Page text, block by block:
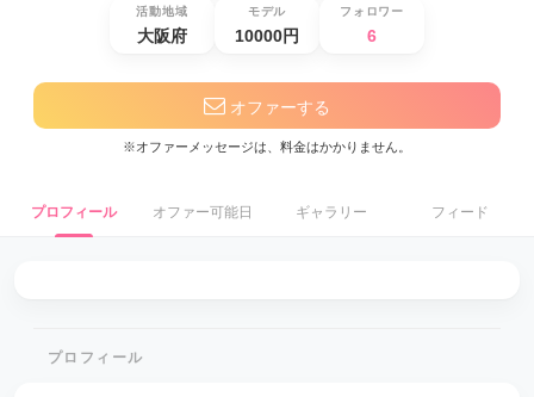
活動地域
大阪府
モデル
10000円
フォロワー
6
オファーする
※オファーメッセージは、料金はかかりません。
プロフィール オファー可能日 ギャラリー フィード
プロフィール